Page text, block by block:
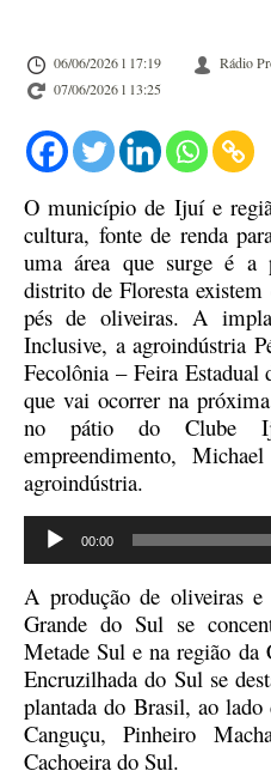
06/06/2026 l 17:19
Rádio
07/06/2026 l 13:25
O município de Ijuí e
cultura, fonte de renda
uma área que surge é a
distrito de Floresta
pés de oliveiras. A
Inclusive, a agroindústria
Fecolônia – Feira
que vai ocorrer na
no pátio do Clube
empreendimento, Michael
agroindústria.
Tocador
áudio
00:00
A produçãode oliveiras
Grande do Sul se
Metade Sul e na região da
Encruzilhada do Sul se
plantada do Brasil, ao
Canguçu,Pinheiro
Cachoeira do Sul.